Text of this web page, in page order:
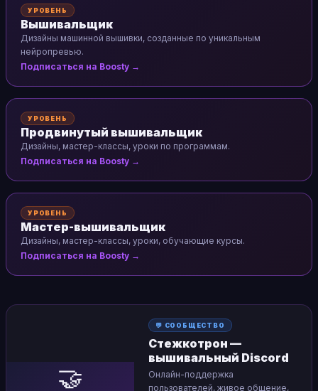
УРОВЕНЬ
Вышивальщик
Дизайны машинной вышивки, созданные по уникальным
нейропревью.
Подписаться на Boosty →
УРОВЕНЬ
Продвинутый вышивальщик
Дизайны, мастер-классы, уроки по программам.
Подписаться на Boosty →
УРОВЕНЬ
Мастер-вышивальщик
Дизайны, мастер-классы, уроки, обучающие курсы.
Подписаться на Boosty →
🤝
💬 СООБЩЕСТВО
Стежкотрон —
вышивальный Discord
Онлайн-поддержка
пользователей, живое общение,